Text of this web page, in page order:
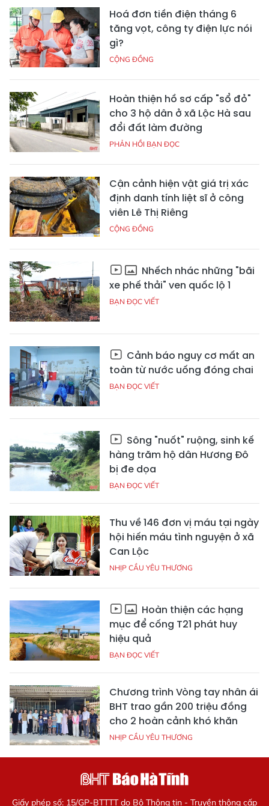
Hoá đơn tiền điện tháng 6
tăng vọt, công ty điện lực nói
gì?
CỘNG ĐỒNG
Hoàn thiện hồ sơ cấp "sổ đỏ"
cho 3 hộ dân ở xã Lộc Hà sau
đổi đất làm đường
PHẢN HỒI BẠN ĐỌC
Cận cảnh hiện vật giá trị xác
định danh tính liệt sĩ ở công
viên Lê Thị Riêng
CỘNG ĐỒNG
Nhếch nhác những "bãi
xe phế thải" ven quốc lộ 1
BẠN ĐỌC VIẾT
Cảnh báo nguy cơ mất an
toàn từ nước uống đóng chai
BẠN ĐỌC VIẾT
Sông "nuốt" ruộng, sinh kế
hàng trăm hộ dân Hương Đô
bị đe dọa
BẠN ĐỌC VIẾT
Thu về 146 đơn vị máu tại ngày
hội hiến máu tình nguyện ở xã
Can Lộc
NHỊP CẦU YÊU THƯƠNG
Hoàn thiện các hạng
mục để cống T21 phát huy
hiệu quả
BẠN ĐỌC VIẾT
Chương trình Vòng tay nhân ái
BHT trao gần 200 triệu đồng
cho 2 hoàn cảnh khó khăn
NHỊP CẦU YÊU THƯƠNG
Giấy phép số: 15/GP-BTTTT do Bộ Thông tin - Truyền thông cấp